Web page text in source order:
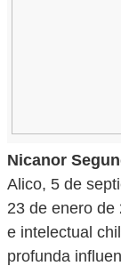
Nicanor
Alico, 5 de
23 de enero
e intelectual
profunda